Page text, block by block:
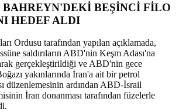
BEŞİNCİ FİLO
HEDEF ALDI
Ordusu tarafından yapılan açıklamada,
saldırıların ABD'nin Keşm Adası'na
gerçekleştirildiği ve ABD'nin gece
yakınlarında İran'a ait bir petrol
düzenlemesinin ardından ABD-İsrail
İran donanması tarafından füzelerle